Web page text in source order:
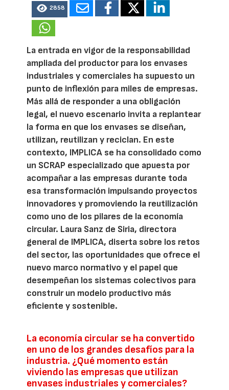
2858
La entrada en vigor de la responsabilidad
ampliada del productor para los envases
industriales y comerciales ha supuesto un
punto de inflexión para miles de empresas.
Más allá de responder a una obligación
legal, el nuevo escenario invita a replantear
la forma en que los envases se diseñan,
utilizan, reutilizan y reciclan. En este
contexto, IMPLICA se ha consolidado como
un SCRAP especializado que apuesta por
acompañar a las empresas durante toda
esa transformación impulsando proyectos
innovadores y promoviendo la reutilización
como uno de los pilares de la economía
circular. Laura Sanz de Siria, directora
general de IMPLICA, diserta sobre los retos
del sector, las oportunidades que ofrece el
nuevo marco normativo y el papel que
desempeñan los sistemas colectivos para
construir un modelo productivo más
eficiente y sostenible.
La economía circular se ha convertido
en uno de los grandes desafíos para la
industria. ¿Qué momento están
viviendo las empresas que utilizan
envases industriales y comerciales?